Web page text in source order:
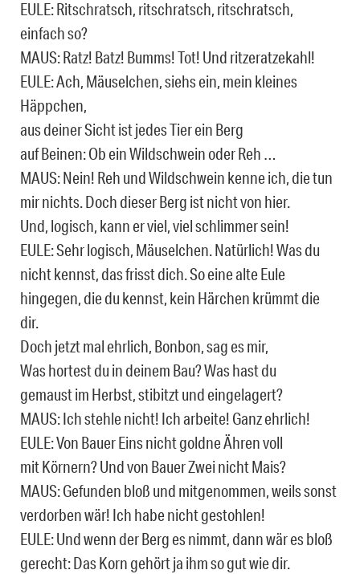
EULE: Ritschratsch, ritschratsch, ritschratsch,
einfach so?
MAUS: Ratz! Batz! Bumms! Tot! Und ritzeratzekahl!
EULE: Ach, Mäuselchen, siehs ein, mein kleines
Häppchen,
aus deiner Sicht ist jedes Tier ein Berg
auf Beinen: Ob ein Wildschwein oder Reh …
MAUS: Nein! Reh und Wildschwein kenne ich, die tun
mir nichts. Doch dieser Berg ist nicht von hier.
Und, logisch, kann er viel, viel schlimmer sein!
EULE: Sehr logisch, Mäuselchen. Natürlich! Was du
nicht kennst, das frisst dich. So eine alte Eule
hingegen, die du kennst, kein Härchen krümmt die
dir.
Doch jetzt mal ehrlich, Bonbon, sag es mir,
Was hortest du in deinem Bau? Was hast du
gemaust im Herbst, stibitzt und eingelagert?
MAUS: Ich stehle nicht! Ich arbeite! Ganz ehrlich!
EULE: Von Bauer Eins nicht goldne Ähren voll
mit Körnern? Und von Bauer Zwei nicht Mais?
MAUS: Gefunden bloß und mitgenommen, weils sonst
verdorben wär! Ich habe nicht gestohlen!
EULE: Und wenn der Berg es nimmt, dann wär es bloß
gerecht: Das Korn gehört ja ihm so gut wie dir.